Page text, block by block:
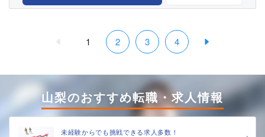
1 2 3 4
山梨のおすすめ転職・求人情報
未経験からでも挑戦できる求人多数！